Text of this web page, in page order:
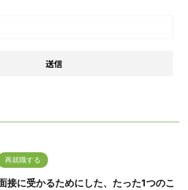
再就職する
接に受かるためにした、たった1つのこ